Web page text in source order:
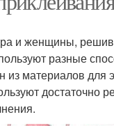
и женщины,
разные
из материалов для
достаточно